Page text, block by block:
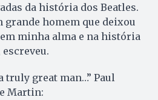
da história dos Beatles.
grande homem que deixou
minha alma e na história
truly great man…” Paul
Martin: